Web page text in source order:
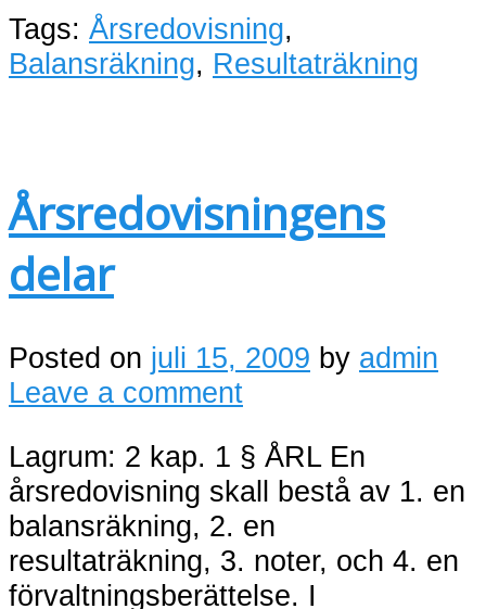
Tags: Årsredovisning,
Balansräkning, Resultaträkning
Årsredovisningens
delar
Posted on juli 15, 2009 by admin
Leave a comment
Lagrum: 2 kap. 1 § ÅRL En
årsredovisning skall bestå av 1. en
balansräkning, 2. en
resultaträkning, 3. noter, och 4. en
förvaltningsberättelse. I